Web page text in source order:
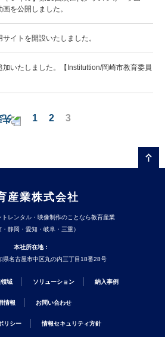
を公開しました。
サイトを開設いたしました。
加いたしました。【Instituttion/岡崎市教育委員
1 2 3
産業株式会社
レンタル・映像制作のことなら教育産業
・静岡・愛知・岐阜・三重）
本社所在地：
県名古屋市中区丸の内三丁目18番28号
域 ソリューション 納入事例
情報 お問い合わせ
リシー 情報セキュリティ方針